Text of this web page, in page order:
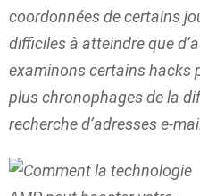
coordonnées de certains
difficiles à atteindre que
examinons certains hacks
plus chronophages de la
recherche d’adresses e-